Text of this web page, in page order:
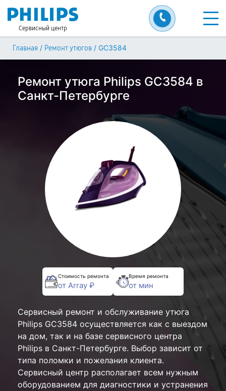
Сервисный центр
Главная / Ремонт утюгов / GC3584
Ремонт утюга Philips GC3584 в
Санкт-Петербурге
Стоимость ремонта
от Array ₽
Время ремонта
от мин
Сервисный ремонт и обслуживание утюга
Philips GC3584 осуществляется как с выездом
на дом, так и на базе сервисного центра
Philips в Санкт-Петербурге. Выбор зависит от
типа поломки и пожелания клиента.
Сервисный центр располагает всем нужным
оборудованием для диагностики и устранения